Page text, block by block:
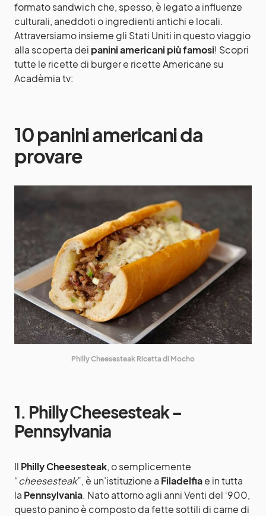
formato sandwich che, spesso, è legato a influenze
culturali, aneddoti o ingredienti antichi e locali.
Attraversiamo insieme gli Stati Uniti in questo viaggio
alla scoperta dei panini americani più famosi! Scopri
tutte le ricette di burger e ricette Americane su
Acadèmia tv:
10 panini americani da
provare
Philly Cheesesteak Ricetta di Mocho
1. Philly Cheesesteak –
Pennsylvania
Il Philly Cheesesteak, o semplicemente
“cheesesteak”, è un’istituzione a Filadelfiae in tutta
la Pennsylvania. Nato attorno agli anni Venti del ‘900,
questo panino è composto da fette sottili di carne di